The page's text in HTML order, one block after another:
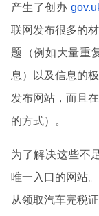
产生了创办
联网发布很多的
题（例如大量重
息）以及信息的
发布网站，而且
的方式）。
为了解决这些不
唯一入口的网站
从领取汽车完税